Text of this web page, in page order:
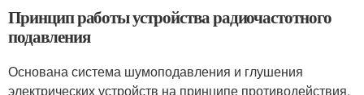
Принцип работы устройства радиочастотного
подавления
Основана система шумоподавления и глушения
электрических устройств на принципе противодействия.